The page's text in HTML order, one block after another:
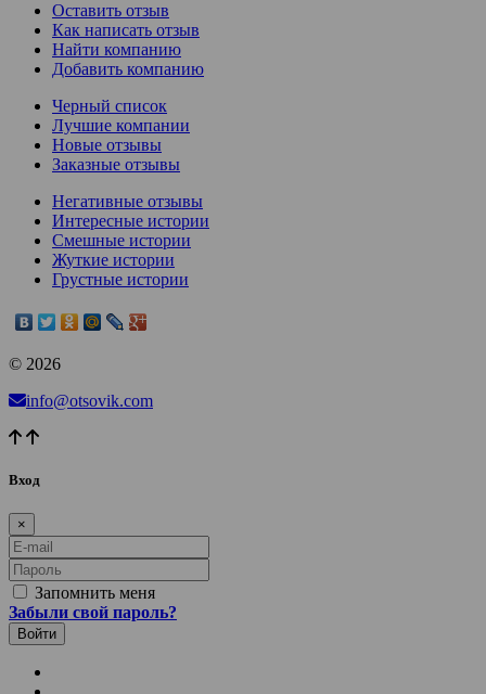
Оставить отзыв
Как написать отзыв
Найти компанию
Добавить компанию
Черный список
Лучшие компании
Новые отзывы
Заказные отзывы
Негативные отзывы
Интересные истории
Смешные истории
Жуткие истории
Грустные истории
© 2026
info@otsovik.com
Вход
×
E-mail
Пароль
Запомнить меня
Забыли свой пароль?